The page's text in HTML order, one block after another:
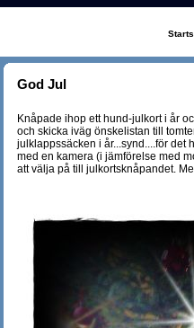
God Jul
Knåpade ihop ett hund-julkort i år
och skicka iväg önskelistan till
julklappssäcken i år...synd....för det
med en kamera (i jämförelse med
att välja på till julkortsknåpandet.